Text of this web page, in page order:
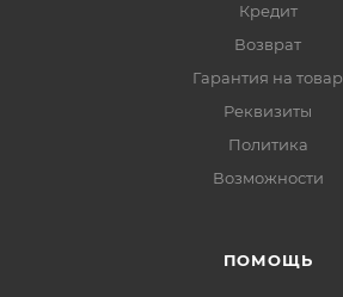
Кредит
Возврат
Гарантия на товар
Реквизиты
Политика
Возможности
ПОМОЩЬ